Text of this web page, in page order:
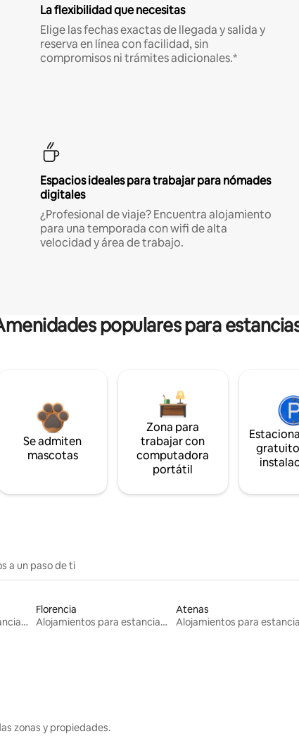
La flexibilidad que necesitas
Elige las fechas exactas de llegada y salida y
reserva en línea con facilidad, sin
compromisos ni trámites adicionales.*
Espacios ideales para trabajar para nómades
digitales
¿Profesional de viaje? Encuentra alojamiento
para una temporada con wifi de alta
velocidad y área de trabajo.
populares para
Se admiten
mascotas
Zona para
trabajar con
computadora
portátil
gratuito
a un paso de ti
Alojamientos para estancias largas
Florencia
Alojamientos para estancias largas
Atenas
zonas y propiedades.